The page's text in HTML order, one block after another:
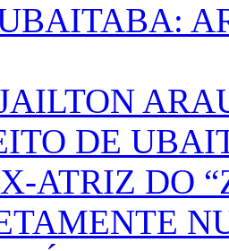
DE
ATRIZ DO